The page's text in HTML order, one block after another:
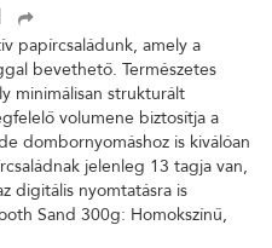
papírcsaládunk, amely a
bevethető. Természetes
minimálisan strukturált
volumene biztosítja a
dombornyomáshoz is kiválóan
jelenleg 13 tagja van,
digitális nyomtatásra is
Sand 300g: Homokszínű,